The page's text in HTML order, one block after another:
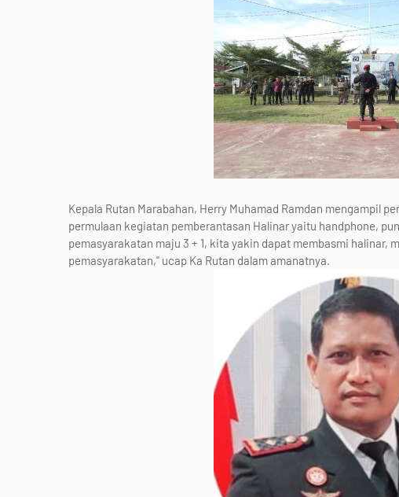
Kepala Rutan Marabahan, Herry Muhamad Ramdan mengampil
permulaan kegiatan pemberantasan Halinar yaitu handphone,
pemasyarakatan maju 3 + 1, kita yakin dapat membasmi halinar,
pemasyarakatan," ucap Ka Rutan dalam amanatnya.